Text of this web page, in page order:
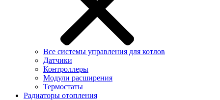
Все системы управления для котлов
Датчики
Контроллеры
Модули расширения
Термостаты
Радиаторы отопления